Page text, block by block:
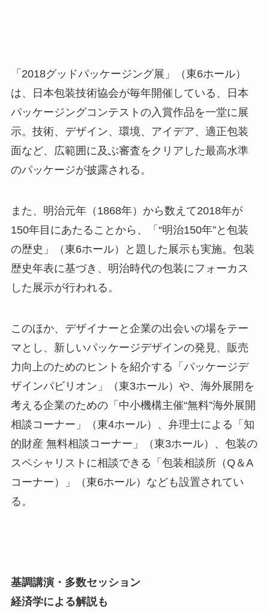
「2018グッドパッケージング展」（東6ホール）
は、日本包装技術協会が毎年開催している、日本
パッケージングコンテストの入賞作品を一堂に展
示。技術、デザイン、環境、アイデア、適正包装
面など、広範囲に及ぶ審査をクリアした最高水準
のパッケージが披露される。
また、明治元年（1868年）から数えて2018年が
150年目にあたることから、「“明治150年”と包装
の歴史」（東6ホール）と題した展示も実施。包装
歴史年表に基づき、明治時代の包装にフォーカス
した展示が行われる。
このほか、デザイナーと企業の出会いの場をテー
マとし、新しいパッケージデザインの発見、販売
力向上のためのヒントを紹介する「パッケージデ
ザインパビリオン」（東3ホール）や、海外展開を
考える企業のための「中小機構主催“無料”海外展開
相談コーナー」（東4ホール）、弁理士による「知
的財産 無料相談コーナー」（東3ホール）、包装の
スペシャリストに相談できる「包装相談所（Q＆A
コーナー）」（東6ホール）なども設置されてい
る。
基調講演・多数セッション
経済学による解説も